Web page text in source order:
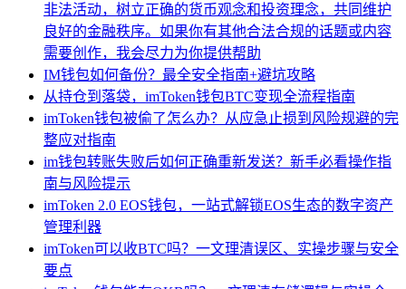
非法活动，树立正确的货币观念和投资理念，共同维护
良好的金融秩序。如果你有其他合法合规的话题或内容
需要创作，我会尽力为你提供帮助
IM钱包如何备份？最全安全指南+避坑攻略
从持仓到落袋，imToken钱包BTC变现全流程指南
imToken钱包被偷了怎么办？从应急止损到风险规避的完
整应对指南
im钱包转账失败后如何正确重新发送？新手必看操作指
南与风险提示
imToken 2.0 EOS钱包，一站式解锁EOS生态的数字资产
管理利器
imToken可以收BTC吗？一文理清误区、实操步骤与安全
要点